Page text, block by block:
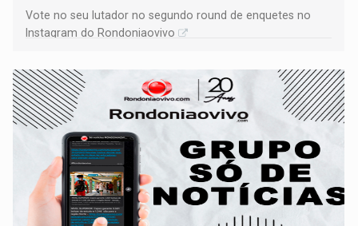
Vote no seu lutador no segundo round de enquetes no
Instagram do Rondoniaovivo